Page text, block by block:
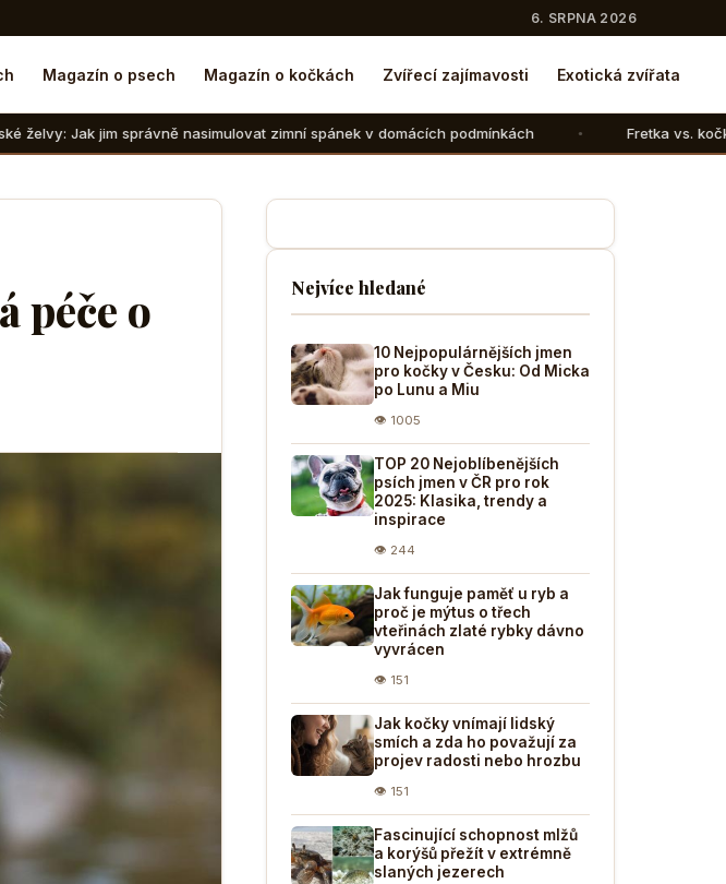
6. SRPNA 2026
Magazín o psech Magazín o kočkách Zvířecí zajímavosti Exotická zvířata
nasimulovat zimní spánek v domácích podmínkách Fretka vs. kočka: V čem se liší
péče o
Nejvíce hledané
10 Nejpopulárnějších jmen
pro kočky v Česku: Od Micka
po Lunu a Miu
👁 1005
TOP 20 Nejoblíbenějších
psích jmen v ČR pro rok
2025: Klasika, trendy a
inspirace
👁 244
Jak funguje paměť u ryb a
proč je mýtus o třech
vteřinách zlaté rybky dávno
vyvrácen
👁 151
Jak kočky vnímají lidský
smích a zda ho považují za
projev radosti nebo hrozbu
👁 151
Fascinující schopnost mlžů
a korýšů přežít v extrémně
slaných jezerech